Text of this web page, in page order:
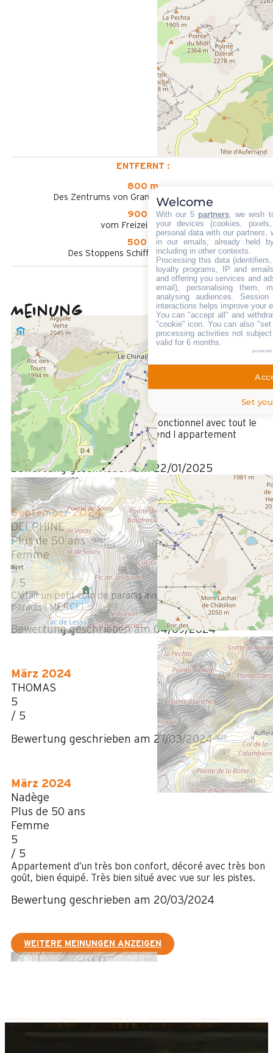
ENTFERNT :
800 m
Des Zentrums von Grand-Bornand Chinaillon
900 m
vom Freizeitpark aus
500 m
Des Stoppens Schiffchen im Sommer
Meinung
5
/ 5
(6 Meinung
Januar 2025
Nadine
Plus de 50 ans
Femme
5
/ 5
Tres bien équipé. Petit mais tres fonctionnel avec tout le
necessaire. Belle decoration qui rend l appartement
chaleureux.
Bewertung geschrieben am 22/01/2025
September 2024
DELPHINE
Plus de 50 ans
Femme
5
/ 5
C'était un petit coin de paradis avec vue sur un autre coin de
paradis ! MERCI !
Bewertung geschrieben am 04/09/2024
März 2024
THOMAS
5
/ 5
Bewertung geschrieben am 27/03/2024
März 2024
Nadège
Plus de 50 ans
Femme
5
/ 5
Appartement d’un très bon confort, décoré avec très bon
goût, bien équipé. Très bien situé avec vue sur les pistes.
Bewertung geschrieben am 20/03/2024
WEITERE MEINUNGEN ANZEIGEN
Welcome
With our 5 partners , we wish
your devices (cookies,
personal data with our partners,
in our emails, already held
including in other contexts.
Processing this data
loyalty programs, IP and
and offering you services and
email), personalising them,
analysing audiences.
interactions helps improve your
You can "accept all" and
"cookie" icon . You can also
processing activities not
valid for 6 months.
Set